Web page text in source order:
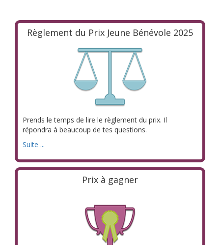
Règlement du Prix Jeune Bénévole 2025
Prends le temps de lire le règlement du prix. Il
répondra à beaucoup de tes questions.
Suite ...
Prix à gagner